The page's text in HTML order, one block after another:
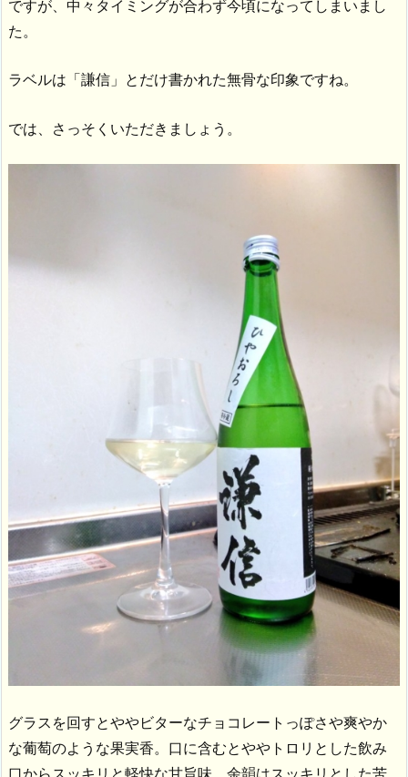
ですが、中々タイミングが合わず今頃になってしまいまし
た。
ラベルは「謙信」とだけ書かれた無骨な印象ですね。
では、さっそくいただきましょう。
グラスを回すとややビターなチョコレートっぽさや爽やか
な葡萄のような果実香。口に含むとややトロリとした飲み
口からスッキリと軽快な甘旨味。余韻はスッキリとした苦